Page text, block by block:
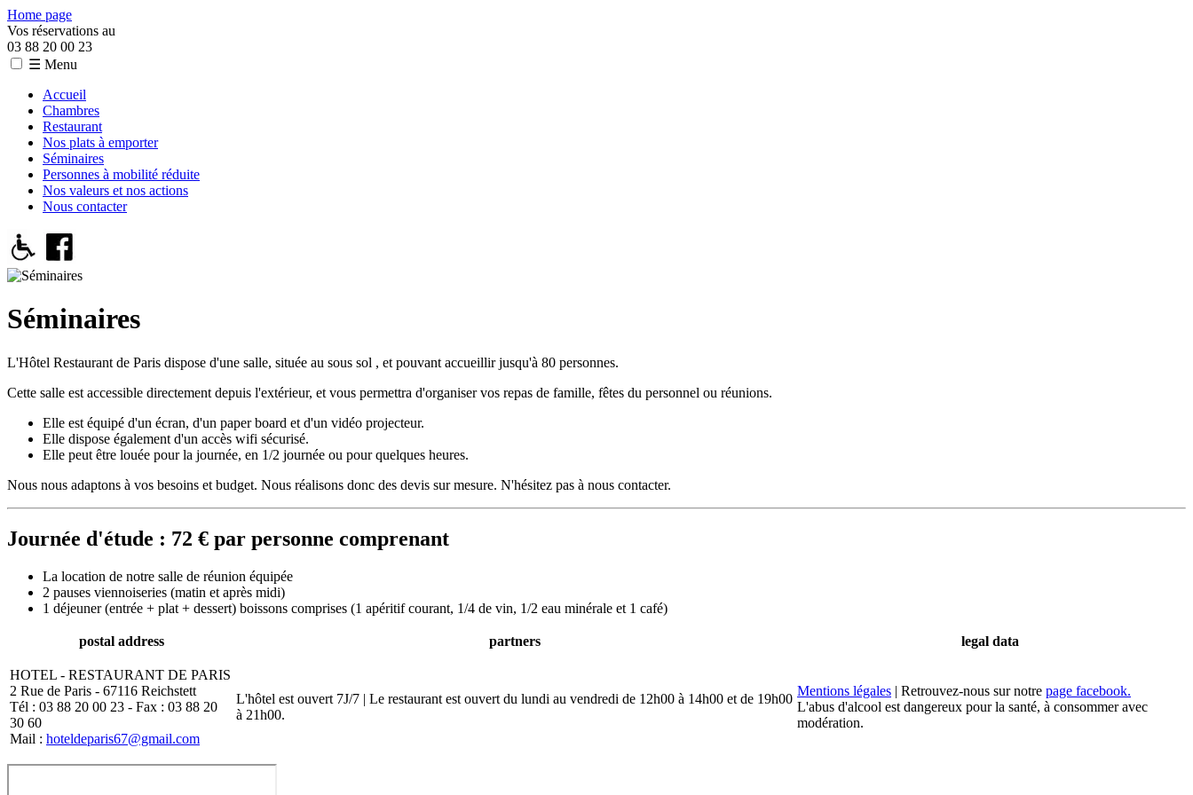
Home page
Vos réservations au
03 88 20 00 23
☰ Menu
Accueil
Chambres
Restaurant
Nos plats à emporter
Séminaires
Personnes à mobilité réduite
Nos valeurs et nos actions
Nous contacter
Séminaires
L'Hôtel Restaurant de Paris dispose d'une salle, située au sous sol , et pouvant accueillir jusqu'à 80 personnes.
Cette salle est accessible directement depuis l'extérieur, et vous permettra d'organiser vos repas de famille, fêtes du personnel ou réunions.
Elle est équipé d'un écran, d'un paper board et d'un vidéo projecteur.
Elle dispose également d'un accès wifi sécurisé.
Elle peut être louée pour la journée, en 1/2 journée ou pour quelques heures.
Nous nous adaptons à vos besoins et budget. Nous réalisons donc des devis sur mesure. N'hésitez pas à nous contacter.
Journée d'étude : 72 € par personne comprenant
La location de notre salle de réunion équipée
2 pauses viennoiseries (matin et après midi)
1 déjeuner (entrée + plat + dessert) boissons comprises (1 apéritif courant, 1/4 de vin, 1/2 eau minérale et 1 café)
postal address partners legal data
HOTEL - RESTAURANT DE PARIS
2 Rue de Paris - 67116 Reichstett
Tél : 03 88 20 00 23 - Fax : 03 88 20
30 60
Mail : hoteldeparis67@gmail.com
L'hôtel est ouvert 7J/7 | Le restaurant est ouvert du lundi au vendredi de 12h00 à 14h00 et de 19h00
à 21h00.
Mentions légales | Retrouvez-nous sur notre page facebook.
L'abus d'alcool est dangereux pour la santé, à consommer avec
modération.